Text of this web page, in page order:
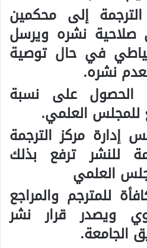
إلى محكمين
صلاحية نشره ويرسل
في حال توصية
نشره.
الحصول على نسبة
إدارة مركز الترجمة
للنشر ترفع بذلك
العلمي
للمترجم والمراجع
ويصدر قرار نشر
الجامعة.